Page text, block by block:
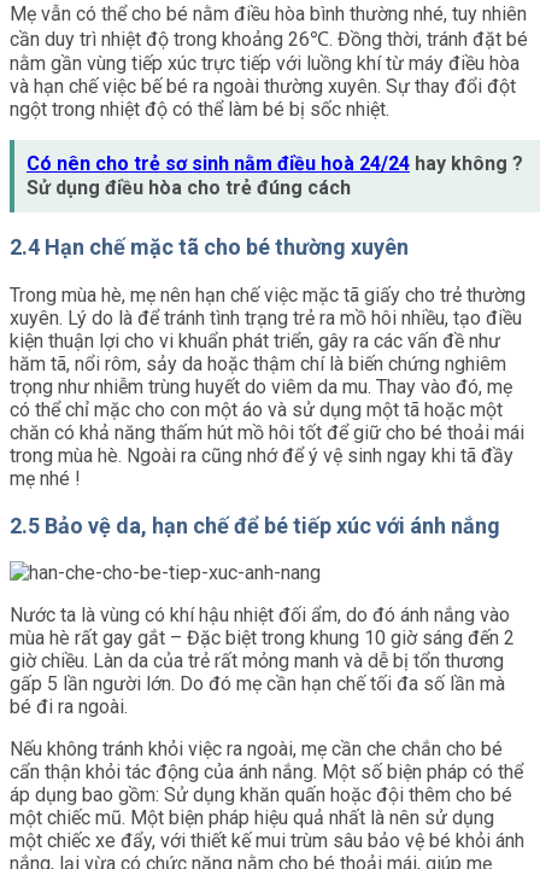
Mẹ vẫn có thể cho bé nằm điều hòa bình thường nhé, tuy nhiên
cần duy trì nhiệt độ trong khoảng 26℃. Đồng thời, tránh đặt bé
nằm gần vùng tiếp xúc trực tiếp với luồng khí từ máy điều hòa
và hạn chế việc bế bé ra ngoài thường xuyên. Sự thay đổi đột
ngột trong nhiệt độ có thể làm bé bị sốc nhiệt.
Có nên cho trẻ sơ sinh nằm điều hoà 24/24 hay không ?
Sử dụng điều hòa cho trẻ đúng cách
2.4 Hạn chế mặc tã cho bé thường xuyên
Trong mùa hè, mẹ nên hạn chế việc mặc tã giấy cho trẻ thường
xuyên. Lý do là để tránh tình trạng trẻ ra mồ hôi nhiều, tạo điều
kiện thuận lợi cho vi khuẩn phát triển, gây ra các vấn đề như
hăm tã, nổi rôm, sảy da hoặc thậm chí là biến chứng nghiêm
trọng như nhiễm trùng huyết do viêm da mu. Thay vào đó, mẹ
có thể chỉ mặc cho con một áo và sử dụng một tã hoặc một
chăn có khả năng thấm hút mồ hôi tốt để giữ cho bé thoải mái
trong mùa hè. Ngoài ra cũng nhớ để ý vệ sinh ngay khi tã đầy
mẹ nhé !
2.5 Bảo vệ da, hạn chế để bé tiếp xúc với ánh nắng
Nước ta là vùng có khí hậu nhiệt đối ẩm, do đó ánh nắng vào
mùa hè rất gay gắt – Đặc biệt trong khung 10 giờ sáng đến 2
giờ chiều. Làn da của trẻ rất mỏng manh và dễ bị tổn thương
gấp 5 lần người lớn. Do đó mẹ cần hạn chế tối đa số lần mà
bé đi ra ngoài.
Nếu không tránh khỏi việc ra ngoài, mẹ cần che chắn cho bé
cẩn thận khỏi tác động của ánh nắng. Một số biện pháp có thể
áp dụng bao gồm: Sử dụng khăn quấn hoặc đội thêm cho bé
một chiếc mũ. Một biện pháp hiệu quả nhất là nên sử dụng
một chiếc xe đẩy, với thiết kế mui trùm sâu bảo vệ bé khỏi ánh
nắng, lại vừa có chức năng nằm cho bé thoải mái, giúp mẹ